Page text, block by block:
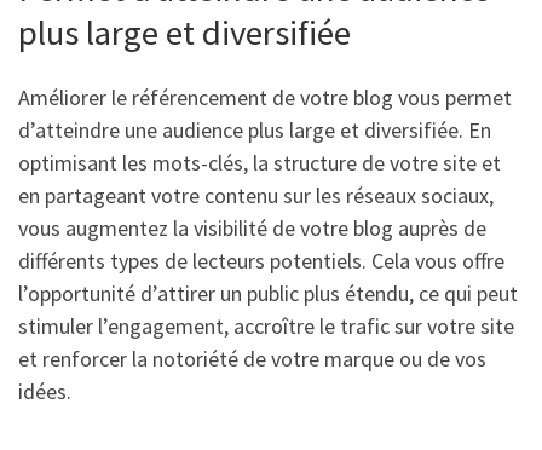
plus large et diversifiée
Améliorer le référencement de votre blog vous permet
d’atteindre une audience plus large et diversifiée. En
optimisant les mots-clés, la structure de votre site et
en partageant votre contenu sur les réseaux sociaux,
vous augmentez la visibilité de votre blog auprès de
différents types de lecteurs potentiels. Cela vous offre
l’opportunité d’attirer un public plus étendu, ce qui peut
stimuler l’engagement, accroître le trafic sur votre site
et renforcer la notoriété de votre marque ou de vos
idées.